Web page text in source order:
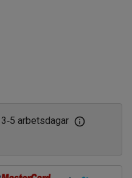
‑5 arbetsdagar